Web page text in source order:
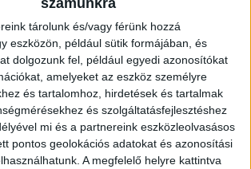
tárolunk és/vagy férünk hozzá
eszközön, például sütik formájában, és
dolgozunk fel, például egyedi azonosítókat
amelyeket az eszköz személyre
és tartalomhoz, hirdetések és tartalmak
és szolgáltatásfejlesztéshez
mi és a partnereink eszközleolvasásos
pontos geolokációs adatokat és azonosítási
A megfelelő helyre kattintva
KIRÁLYNŐJÉVÉ
ÉS KANG YU-CHAN
HOGY LEHET EGY